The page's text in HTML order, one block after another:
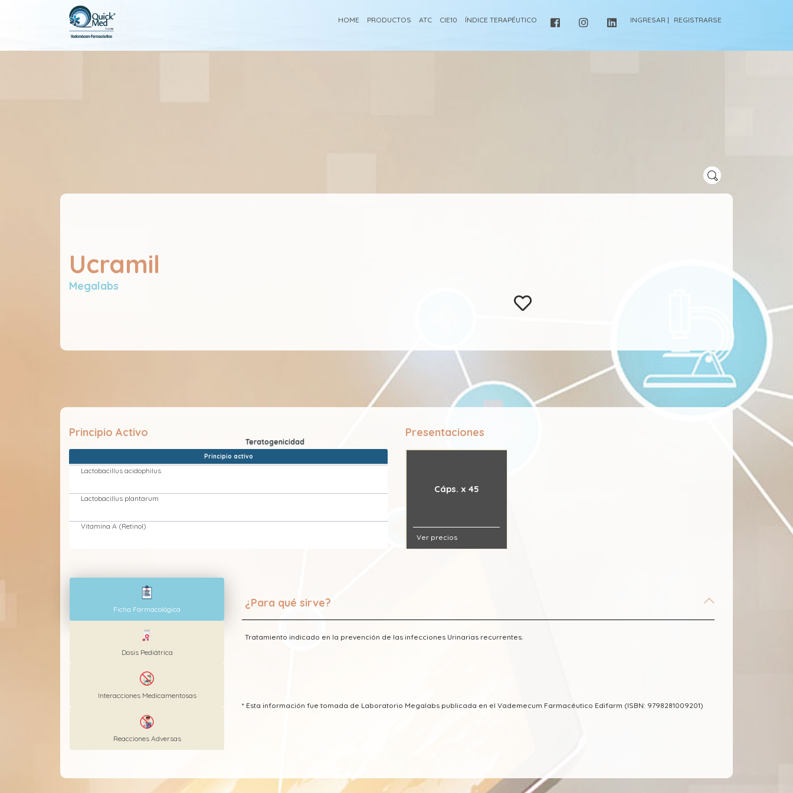
HOME PRODUCTOS ATC CIE10 ÍNDICE TERAPÉUTICO INGRESAR | REGISTRARSE
Ucramil
Megalabs
Principio Activo
Principio activo
Lactobacillus acidophilus
Lactobacillus plantarum
Vitamina A (Retinol)
Presentaciones
Cáps. x 45
Ver precios
Ficha Farmacológica
Dosis Pediátrica
Interacciones Medicamentosas
Reacciones Adversas
¿Para qué sirve?
Tratamiento indicado en la prevención de las infecciones Urinarias recurrentes.
* Esta información fue tomada de Laboratorio Megalabs publicada en el Vademecum Farmacéutico Edifarm (ISBN: 9798281009201)